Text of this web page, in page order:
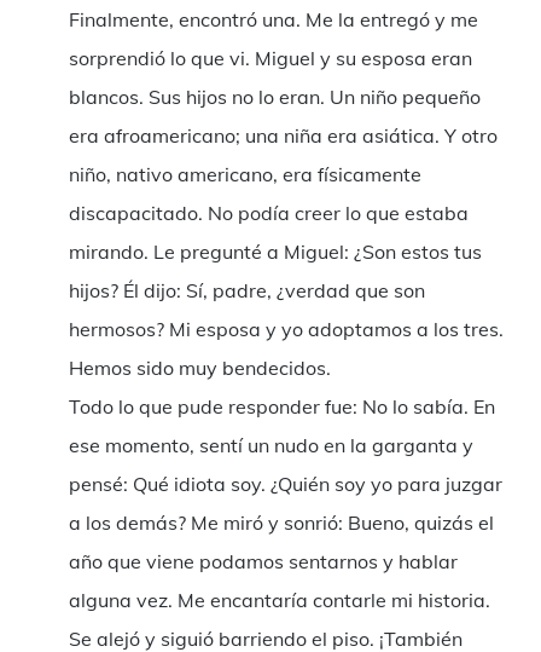
Finalmente, encontró una. Me la entregó y me
sorprendió lo que vi. Miguel y su esposa eran
blancos. Sus hijos no lo eran. Un niño pequeño
era afroamericano; una niña era asiática. Y otro
niño, nativo americano, era físicamente
discapacitado. No podía creer lo que estaba
mirando. Le pregunté a Miguel: ¿Son estos tus
hijos? Él dijo: Sí, padre, ¿verdad que son
hermosos? Mi esposa y yo adoptamos a los tres.
Hemos sido muy bendecidos.
Todo lo que pude responder fue: No lo sabía. En
ese momento, sentí un nudo en la garganta y
pensé: Qué idiota soy. ¿Quién soy yo para juzgar
a los demás? Me miró y sonrió: Bueno, quizás el
año que viene podamos sentarnos y hablar
alguna vez. Me encantaría contarle mi historia.
Se alejó y siguió barriendo el piso. ¡También